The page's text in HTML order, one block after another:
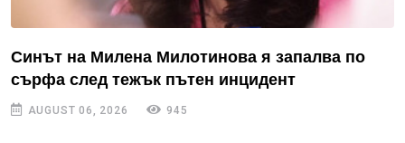
Синът на Милена Милотинова я запалва по
сърфа след тежък пътен инцидент
AUGUST 06, 2026 945